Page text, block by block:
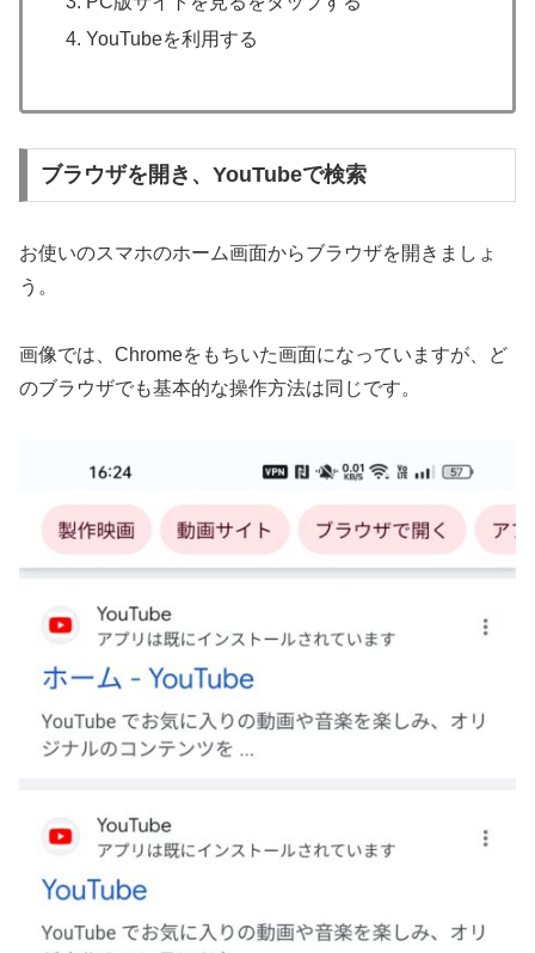
YouTubeを利用する
ブラウザを開き、YouTubeで検索
お使いのスマホのホーム画面からブラウザを開きましょ
う。
画像では、Chromeをもちいた画面になっていますが、ど
のブラウザでも基本的な操作方法は同じです。